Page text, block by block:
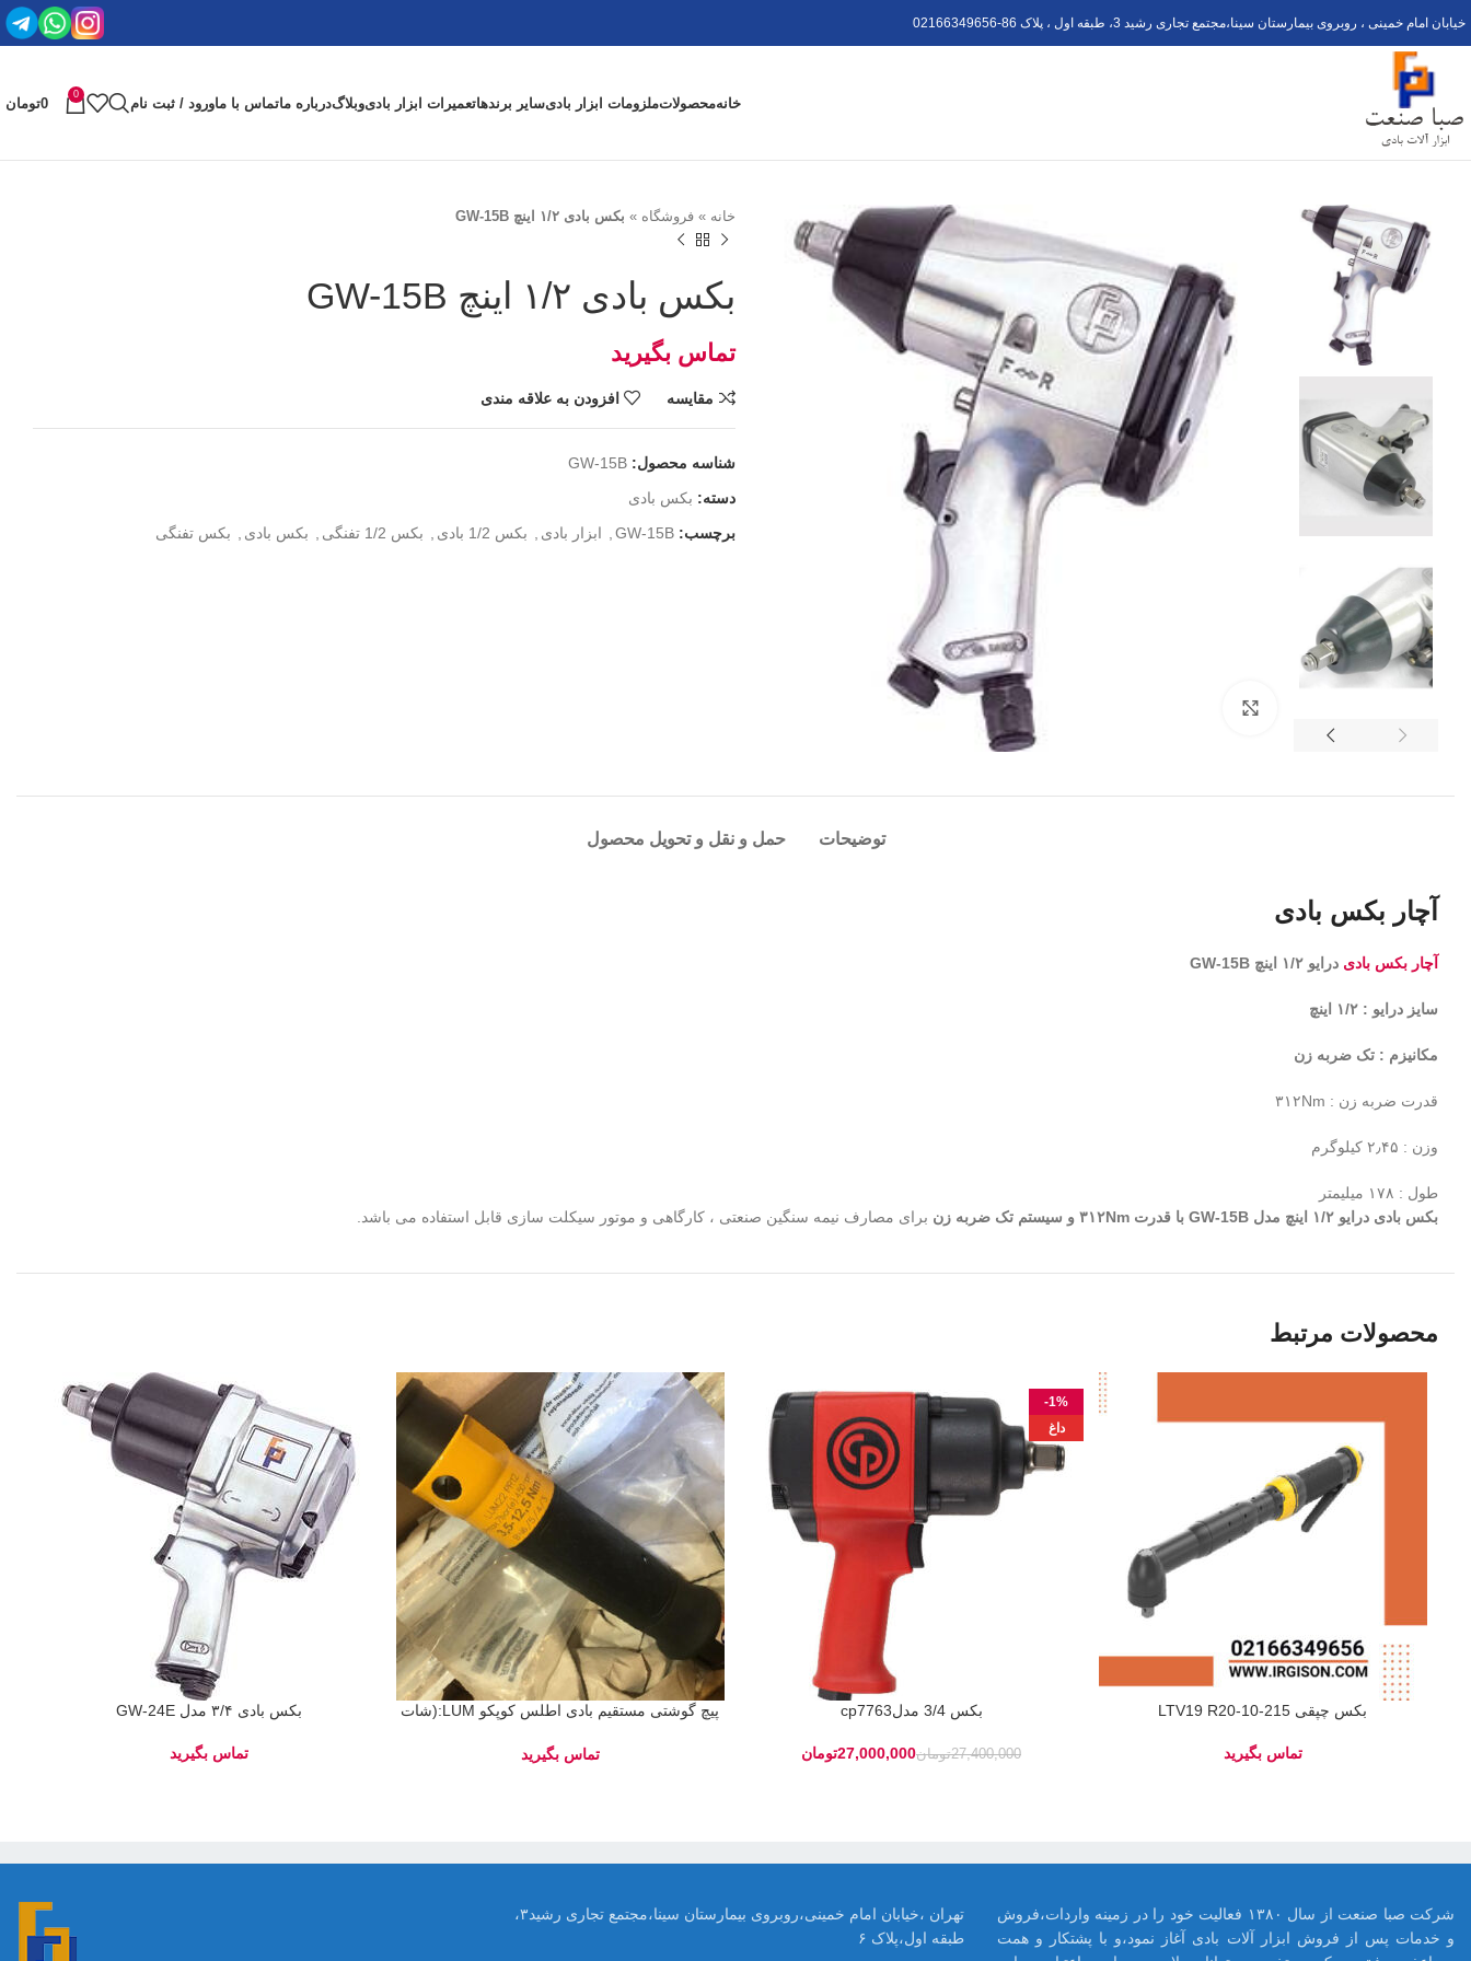
خیابان امام خمینی ، روبروی بیمارستان سینا،مجتمع تجاری رشید 3، طبقه اول ، پلاک 6 02166349656-8
خانهمحصولاتملزومات ابزار بادیسایر برندهاتعمیرات ابزار بادیوبلاگدرباره ماتماس با ماورود / ثبت نام
0
0تومان
خانه » فروشگاه » بکس بادی ۱/۲ اینچ GW-15B
تومان
بکس بادی ۱/۲ اینچ GW-15B
مقايسه افزودن به علاقه مندی
شناسه محصول: GW-15B
دسته: بکس بادی
برچسب: GW-15B ابزار بادی بکس 1/2 بادی بکس 1/2 تفنگی بکس بادی بکس تفنگی
توضیحات حمل و نقل و تحویل محصول
آچار بکس بادی
آچار بکس بادی درایو ۱/۲ اینچ GW-15B
سایز درایو : ۱/۲ اینچ
مکانیزم : تک ضربه زن
قدرت ضربه زن : ۳۱۲Nm
وزن : ۲٫۴۵ کیلوگرم
طول : ۱۷۸ میلیمتر
بکس بادی درایو برای مصارف نیمه سنگین صنعتی ، کارگاهی و موتور سیکلت سازی قابل استفاده می باشد.
محصولات مرتبط
بکس چپقی LTV19 R20-10-215
-1%
داغ
بکس 3/4 مدلcp7763
27,400,000تومان27,000,000تومان
پیچ گوشتی مستقیم بادی اطلس کوپکو LUM:(شات
بکس بادی ۳/۴ مدل GW-24E
تهران ،خیابان امام خمینی،روبروی بیمارستان سینا،مجتمع تجاری رشید۳،
طبقه اول،پلاک ۶
شرکت صبا صنعت از سال ۱۳۸۰ فعالیت خود را در زمینه واردات،فروش
و خدمات پس از فروش ابزار آلات بادی آغاز نمود،و با پشتکار و همت